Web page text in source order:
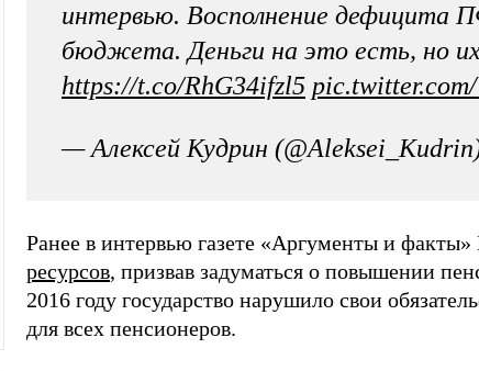
интервью. Восполнение дефицита
бюджета. Деньги на это есть, но
https://t.co/RhG34ifzl5
— Алексей Кудрин
Ранее в интервью газете «Аргументы и
ресурсов, призвав задуматься о повышении
2016 году государство нарушило свои
для всех пенсионеров.